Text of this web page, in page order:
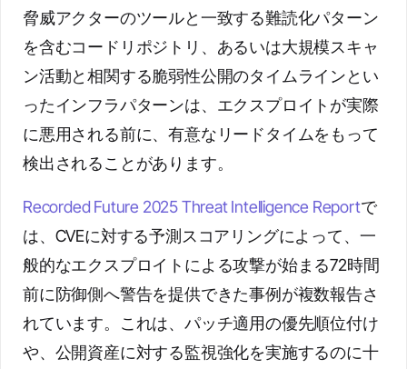
脅威アクターのツールと一致する難読化パターン
を含むコードリポジトリ、あるいは大規模スキャ
ン活動と相関する脆弱性公開のタイムラインとい
ったインフラパターンは、エクスプロイトが実際
に悪用される前に、有意なリードタイムをもって
検出されることがあります。
Recorded Future 2025 Threat Intelligence Reportで
は、CVEに対する予測スコアリングによって、一
般的なエクスプロイトによる攻撃が始まる72時間
前に防御側へ警告を提供できた事例が複数報告さ
れています。これは、パッチ適用の優先順位付け
や、公開資産に対する監視強化を実施するのに十